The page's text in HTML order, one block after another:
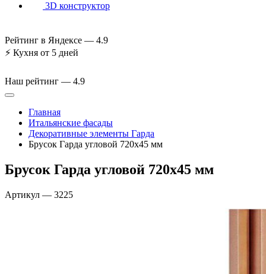
3D конструктор
Рейтинг в Яндексе — 4.9
⚡ Кухня от 5 дней
Наш рейтинг — 4.9
Главная
Итальянские фасады
Декоративные элементы Гарда
Брусок Гарда угловой 720х45 мм
Брусок Гарда угловой 720х45 мм
Артикул — 3225